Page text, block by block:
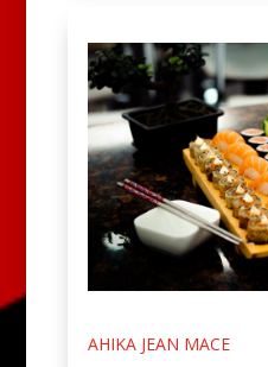
AHIKA JEAN MACE